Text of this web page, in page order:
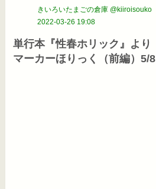
きいろいたまごの倉庫 @kiiroisouko
2022-03-26 19:08
単行本『性春ホリック』より
マーカーほりっく（前編）5/8